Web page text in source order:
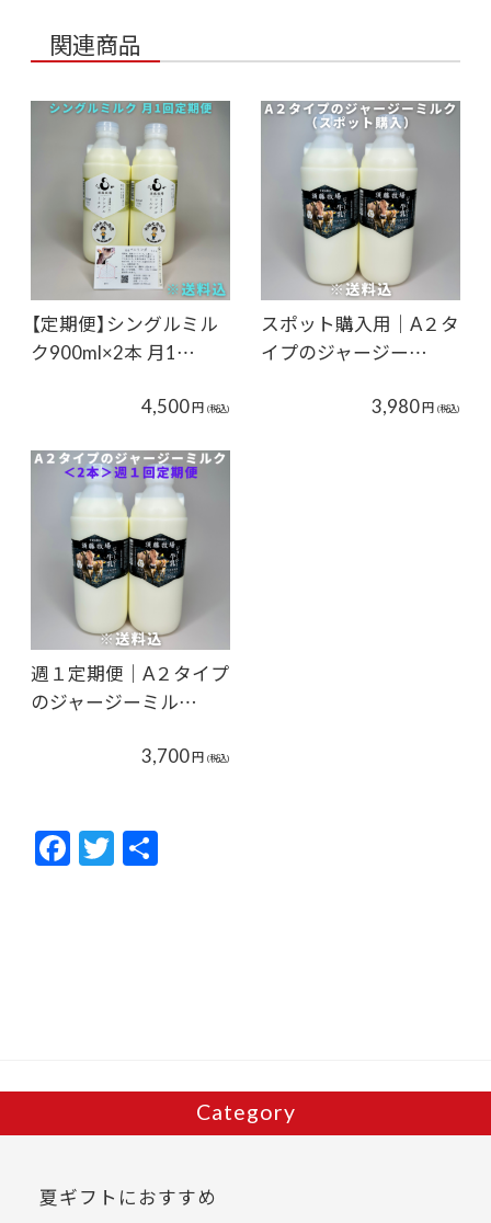
関連商品
【定期便】シングルミル
ク900ml×2本 月1…
4,500円 (税込)
スポット購入用｜A２タ
イプのジャージー…
3,980円 (税込)
週１定期便｜A２タイプ
のジャージーミル…
3,700円 (税込)
F
ac
T
w
Category
夏ギフトにおすすめ